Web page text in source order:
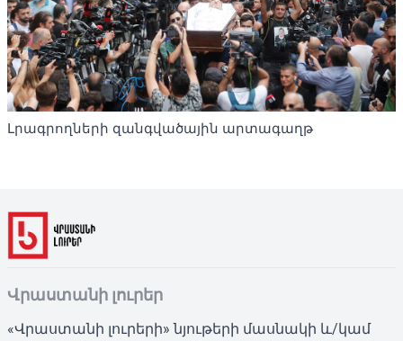
Լրագրողների զանգվածային արտագաղթ
Վրաստանի լուրեր
«Վրաստանի լուրերի» նյութերի մասնակի և/կամ